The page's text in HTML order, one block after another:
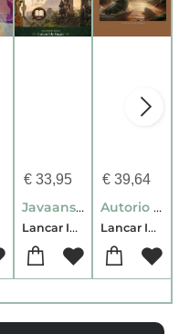
€ 33,95
Javaans voor beginners
Lancar Ida-Bagus
€ 39,64
Autorio — A Child of the Amazon Wilderness
Lancar Ida-Bagus